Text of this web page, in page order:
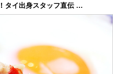
タイ出身スタッフ直伝 …